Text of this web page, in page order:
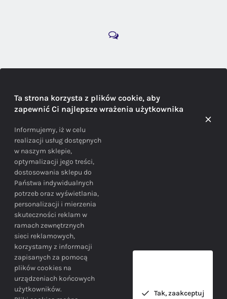
Doradzamy na każdym etapie zakupu
BEZPIECZEŃSTWO
Bezpieczne zakupy gwarantowane!
Ta strona korzysta z plików cookie, aby
zapewnić Ci najlepsze wrażenia użytkownika
Informujemy, iż w celu
realizacji usług dostępnych
w naszym sklepie,
optymalizacji jego treści,
dostosowania sklepu do
Państwa indywidualnych
potrzeb oraz wyświetlania,
personalizacji i mierzenia
skuteczności reklam w
ramach zewnętrznych
sieci reklamowych,
korzystamy z informacji
zapisanych za pomocą
plików cookies na
urządzeniach końcowych
użytkowników.
Tak, zaakceptuj